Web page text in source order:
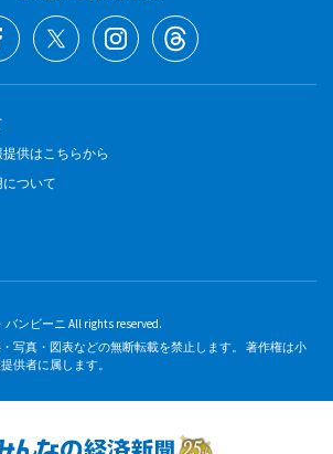
供はこちらから
ついて
バンビーニ All rights reserved.
写真・図表などの無断転載を禁止します。 著作権は小
供者に属します。